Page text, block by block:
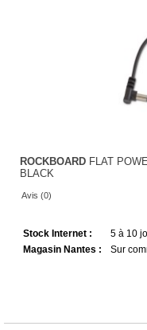
ROCKBOARD FLAT
BLACK
Avis (0)
Stock Internet :
5 à 10
Magasin Nantes :
Sur